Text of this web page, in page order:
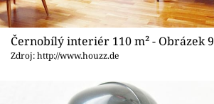
Černobílý interiér 110 m² - Obrázek 9
Zdroj: http://www.houzz.de